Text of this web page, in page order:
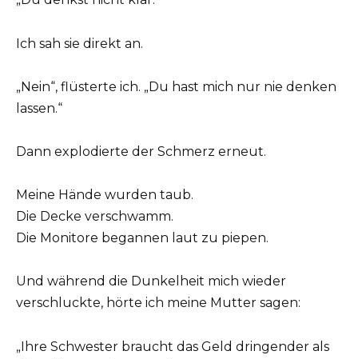
Ich sah sie direkt an.
„Nein“, flüsterte ich. „Du hast mich nur nie denken
lassen.“
Dann explodierte der Schmerz erneut.
Meine Hände wurden taub.
Die Decke verschwamm.
Die Monitore begannen laut zu piepen.
Und während die Dunkelheit mich wieder
verschluckte, hörte ich meine Mutter sagen:
„Ihre Schwester braucht das Geld dringender als